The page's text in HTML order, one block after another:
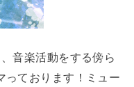
音楽活動をする傍ら
っております！ミュー